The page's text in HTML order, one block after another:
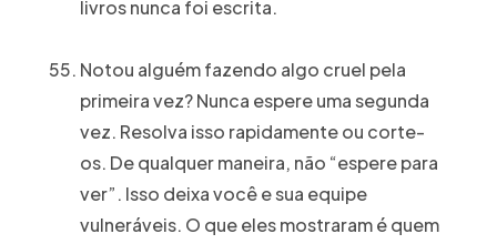
livros nunca foi escrita.
Notou alguém fazendo algo cruel pela
primeira vez? Nunca espere uma segunda
vez. Resolva isso rapidamente ou corte-
os. De qualquer maneira, não “espere para
ver”. Isso deixa você e sua equipe
vulneráveis. O que eles mostraram é quem